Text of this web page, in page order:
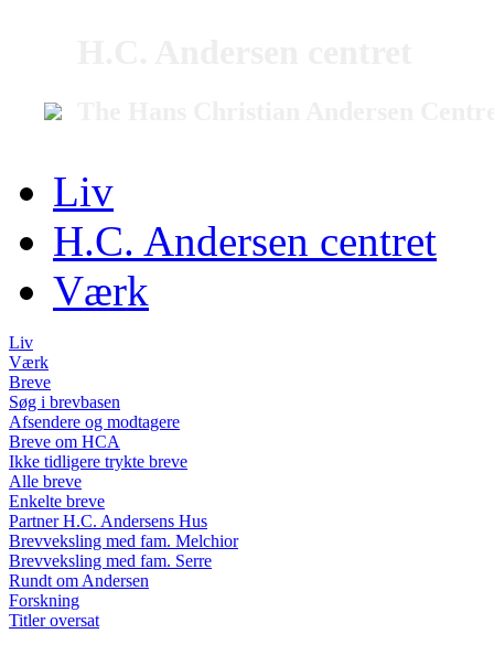
Liv
H.C. Andersen centret
Værk
Liv
Værk
Breve
Søg i brevbasen
Afsendere og modtagere
Breve om HCA
Ikke tidligere trykte breve
Alle breve
Enkelte breve
Partner H.C. Andersens Hus
Brevveksling med fam. Melchior
Brevveksling med fam. Serre
Rundt om Andersen
Forskning
Titler oversat